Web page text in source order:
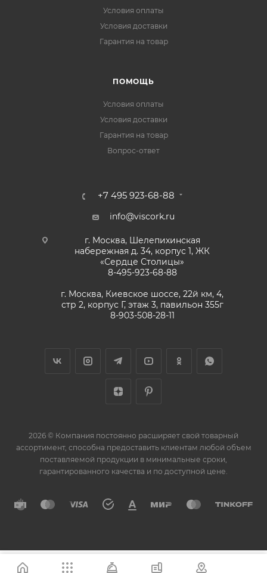
Условия оплаты
Условия доставки
Гарантия на товар
ПОМОЩЬ
Условия оплаты
Условия доставки
Гарантия на товар
Вопрос-ответ
+7 495 923-68-88
info@viscork.ru
г. Москва, Шелепихинская
набережная д. 34, корпус 1, ЖК
«Сердце Столицы»
8-495-923-68-88
г. Москва, Киевское шоссе, 22й км, 4,
стр 2, корпус Г, этаж 3, павильон 355г
8-903-508-28-11
2026 © Компания постоянно расширяет свой товарный
ассортимент, способна предоставить клиентам любой объем
поставляемой продукции в минимальные сроки,
гарантированного качества и по доступной цене.